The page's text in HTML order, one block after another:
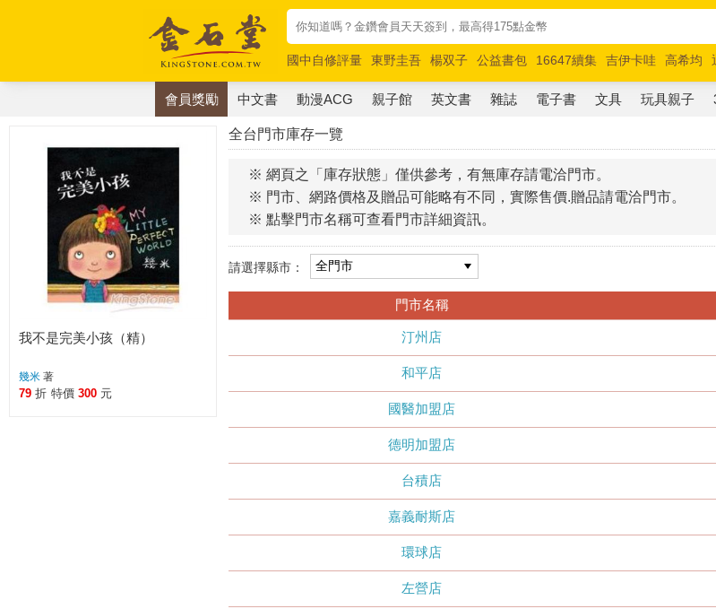
國中自修評量 東野圭吾 楊双子 公益書包 16647續集 吉伊卡哇 高希均
唯紅花綻放
奧德賽 路邊攤新作 馬斯克 玩具總動員5 超慢跑
會員獎勵 中文書 動漫ACG 親子館 英文書 雜誌 電子書 文具 玩具親子
全台門市庫存一覽
※ 網頁之「庫存狀態」僅供參考，有無庫存請電洽門市。
※ 門市、網路價格及贈品可能略有不同，實際售價.贈品請電洽門市。
※ 點擊門市名稱可查看門市詳細資訊。
請選擇縣市：
門市名稱
汀州店
和平店
國醫加盟店
德明加盟店
台積店
嘉義耐斯店
環球店
左營店
我不是完美小孩（精）
幾米 著
79 折 特價 300 元